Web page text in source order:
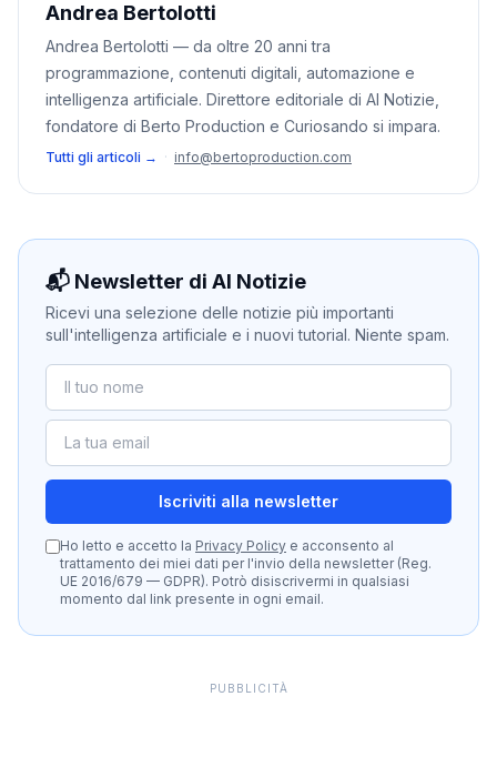
Andrea Bertolotti
Andrea Bertolotti — da oltre 20 anni tra
programmazione, contenuti digitali, automazione e
intelligenza artificiale. Direttore editoriale di AI Notizie,
fondatore di Berto Production e Curiosando si impara.
Tutti gli articoli → · info@bertoproduction.com
📬 Newsletter di AI Notizie
Ricevi una selezione delle notizie più importanti
sull'intelligenza artificiale e i nuovi tutorial. Niente spam.
Iscriviti alla newsletter
Ho letto e accetto la Privacy Policy e acconsento al
trattamento dei miei dati per l'invio della newsletter (Reg.
UE 2016/679 — GDPR). Potrò disiscrivermi in qualsiasi
momento dal link presente in ogni email.
PUBBLICITÀ